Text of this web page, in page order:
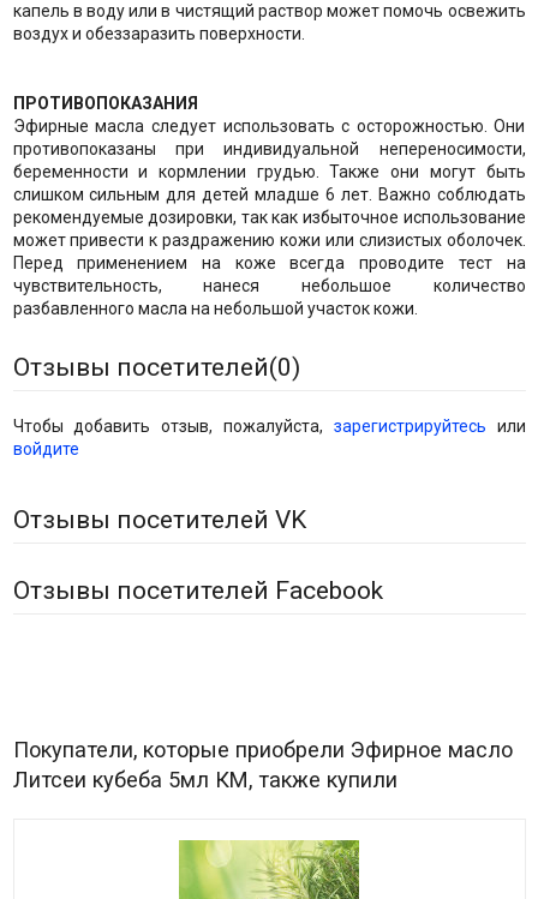
капель в воду или в чистящий раствор может помочь освежить
воздух и обеззаразить поверхности.
ПРОТИВОПОКАЗАНИЯ
Эфирные масла следует использовать с осторожностью. Они
противопоказаны при индивидуальной непереносимости,
беременности и кормлении грудью. Также они могут быть
слишком сильным для детей младше 6 лет. Важно соблюдать
рекомендуемые дозировки, так как избыточное использование
может привести к раздражению кожи или слизистых оболочек.
Перед применением на коже всегда проводите тест на
чувствительность, нанеся небольшое количество
разбавленного масла на небольшой участок кожи.
Отзывы посетителей(0)
Чтобы добавить отзыв, пожалуйста, зарегистрируйтесь или
войдите
Отзывы посетителей VK
Отзывы посетителей Facebook
Покупатели, которые приобрели Эфирное масло
Литсеи кубеба 5мл КМ, также купили